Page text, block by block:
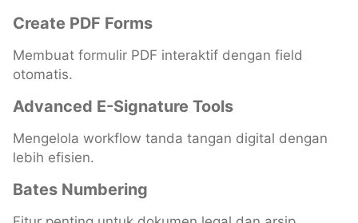
Create PDF Forms
Membuat formulir PDF interaktif dengan field
otomatis.
Advanced E-Signature Tools
Mengelola workflow tanda tangan digital dengan
lebih efisien.
Bates Numbering